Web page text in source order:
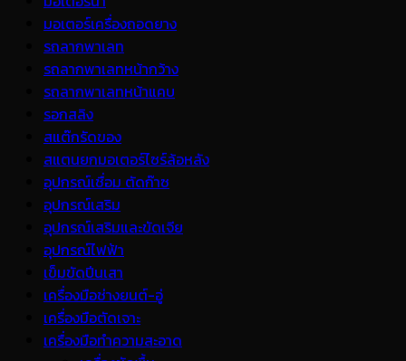
มอเตอร์เครื่องถอดยาง
รถลากพาเลท
รถลากพาเลทหน้ากว้าง
รถลากพาเลทหน้าแคบ
รอกสลิง
สแต๊กรัดของ
สแตนยกมอเตอร์ไซร์ล้อหลัง
อุปกรณ์เชื่อม ตัดก๊าซ
อุปกรณ์เสริม
อุปกรณ์เสริมและขัดเจีย
อุปกรณ์ไฟฟ้า
เข็มขัดปีนเสา
เครื่องมือช่างยนต์-อู่
เครื่องมือตัดเจาะ
เครื่องมือทำความสะอาด